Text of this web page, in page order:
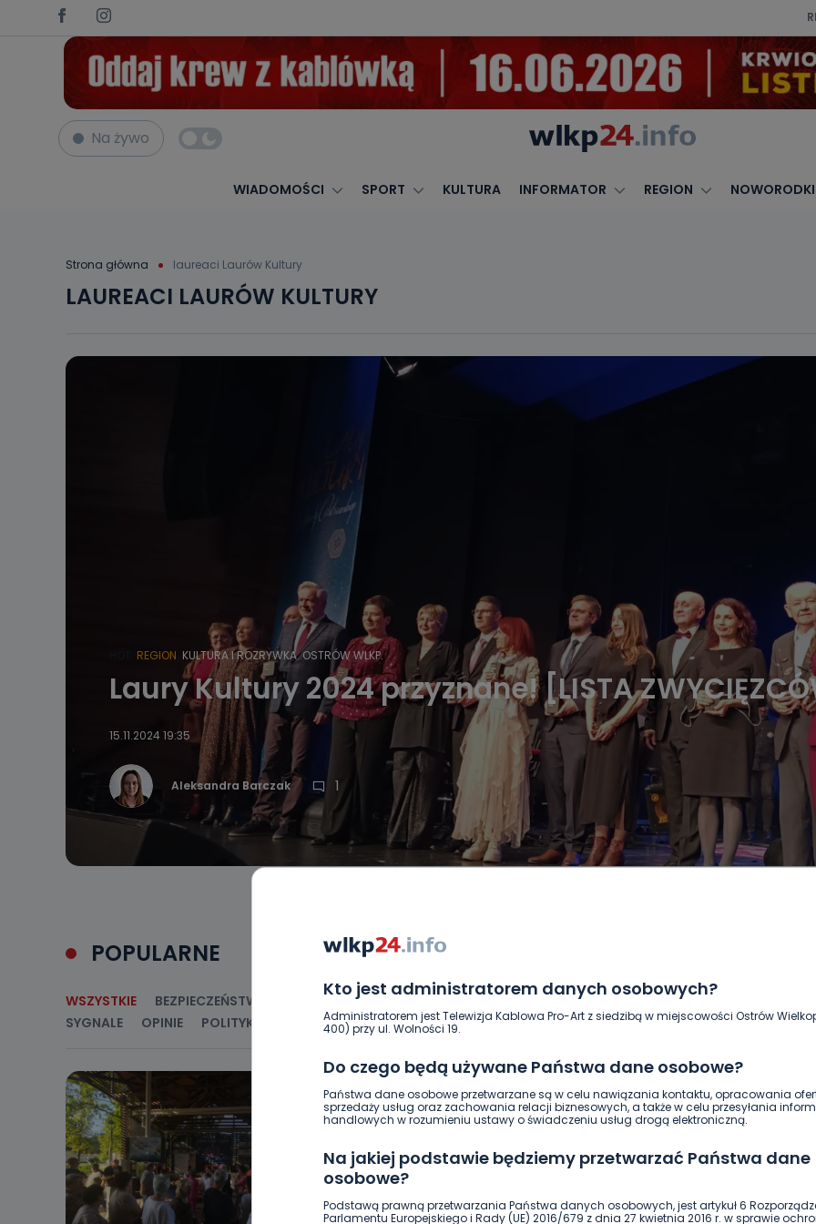
Na żywo
WIADOMOŚCI SPORT KULTURA INFORMATOR REGION NOWORODKI
Strona główna laureaci Laurów Kultury
Kto jest administratorem danych osobowych?
Administratorem jest Telewizja Kablowa Pro-Art z siedzibą w miejscowości Ostrów
400) przy ul. Wolności 19.
Do czego będą używane Państwa dane osobowe?
Państwa dane osobowe przetwarzane są w celu nawiązania kontaktu, opracowania
sprzedaży usług oraz zachowania relacji biznesowych, a także w celu przesyłania
handlowych w rozumieniu ustawy o świadczeniu usług drogą elektroniczną.
Na jakiej podstawie będziemy przetwarzać Państwa dane
osobowe?
Podstawą prawną przetwarzania Państwa danych osobowych, jest artykuł 6
Parlamentu Europejskiego i Rady (UE) 2016/679 z dnia 27 kwietnia 2016 r. w sprawie
LAUREACI LAURÓW KULTURY
HOT REGION KULTURA I ROZRYWKA OSTRÓW WLKP.
Laury Kultury 2024 przyznane! [LISTA
15.11.2024 19:35
Aleksandra Barczak 1
POPULARNE
WSZYSTKIE BEZPIECZEŃSTWO CIEKAWOSTKI GOSPODARKA I FINANSE HISTORIA
SYGNALE
OPINIE POLITYKA RELIGIA SAMORZĄD ŚRODOWISKO WASZE INFO WSZYSTKICH ŚWIĘTYCH